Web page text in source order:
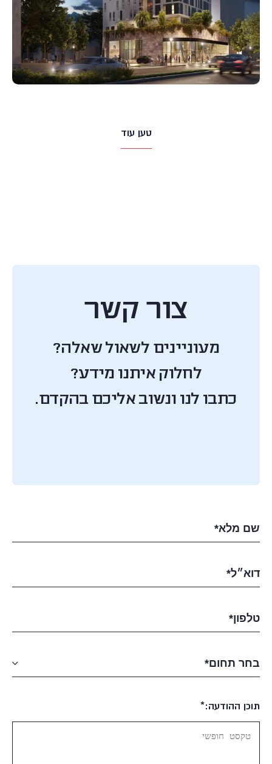
טען עוד
צור קשר
מעוניינים לשאול שאלה?
לחלוק איתנו מידע?
כתבו לנו ונשוב אליכם בהקדם.
תוכן ההודעה:*